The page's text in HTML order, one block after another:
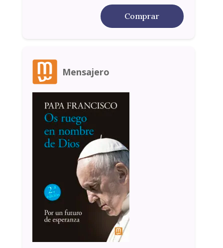
Comprar
Mensajero